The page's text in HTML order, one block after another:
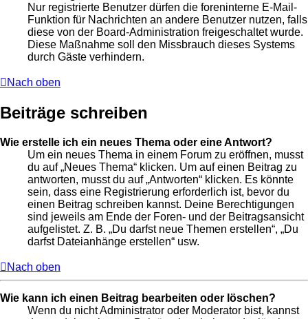
Nur registrierte Benutzer dürfen die foreninterne E-Mail-
Funktion für Nachrichten an andere Benutzer nutzen, falls
diese von der Board-Administration freigeschaltet wurde.
Diese Maßnahme soll den Missbrauch dieses Systems
durch Gäste verhindern.
Nach oben
Beiträge schreiben
Wie erstelle ich ein neues Thema oder eine Antwort?
Um ein neues Thema in einem Forum zu eröffnen, musst
du auf „Neues Thema“ klicken. Um auf einen Beitrag zu
antworten, musst du auf „Antworten“ klicken. Es könnte
sein, dass eine Registrierung erforderlich ist, bevor du
einen Beitrag schreiben kannst. Deine Berechtigungen
sind jeweils am Ende der Foren- und der Beitragsansicht
aufgelistet. Z. B. „Du darfst neue Themen erstellen“, „Du
darfst Dateianhänge erstellen“ usw.
Nach oben
Wie kann ich einen Beitrag bearbeiten oder löschen?
Wenn du nicht Administrator oder Moderator bist, kannst